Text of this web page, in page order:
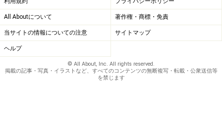
ちの現れと言えるのです。
リンク： 大切な記念日をお祝いしない男の本音とは？ [久野浩司の恋愛コラム] All About
執筆ガイド 久野 浩司
All Aboutについて 著作権・商標・免責
当サイトの情報についての注意 サイトマップ
ヘルプ
© All About, Inc. All rights reserved.
掲載の記事・写真・イラストなど、すべてのコンテンツの無断複写・転載・公衆送信等
を禁じます